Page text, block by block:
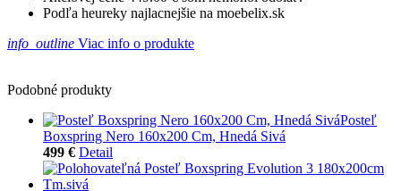
Podľa heureky najlacnejšie na moebelix.sk
info_outline Viac info o produkte
Podobné produkty
Posteľ
Boxspring Nero 160x200 Cm, Hnedá Sivá
499 € Detail